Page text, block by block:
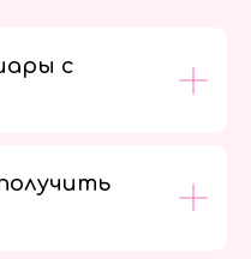
с